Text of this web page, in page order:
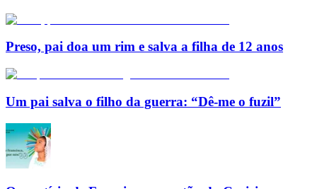
Preso, pai doa um rim e salva a filha de 12 anos
Um pai salva o filho da guerra: “Dê-me o fuzil”